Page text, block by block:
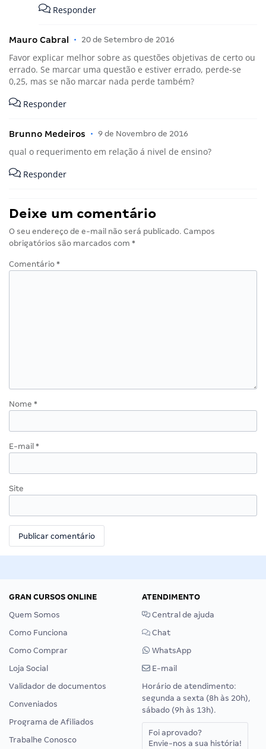
Responder
Mauro Cabral • 20 de Setembro de 2016
Favor explicar melhor sobre as questões objetivas de certo ou
errado. Se marcar uma questão e estiver errado, perde-se
0,25, mas se não marcar nada perde também?
Responder
Brunno Medeiros • 9 de Novembro de 2016
qual o requerimento em relação á nivel de ensino?
Responder
Deixe um comentário
O seu endereço de e-mail não será publicado. Campos
obrigatórios são marcados com *
Comentário *
Nome *
E-mail *
Site
GRAN CURSOS ONLINE
Quem Somos
Como Funciona
Como Comprar
Loja Social
Validador de documentos
Conveniados
Programa de Afiliados
Trabalhe Conosco
ATENDIMENTO
Central de ajuda
Chat
WhatsApp
E-mail
Horário de atendimento:
segunda a sexta (8h às 20h),
sábado (9h às 13h).
Foi aprovado?
Envie-nos a sua história!